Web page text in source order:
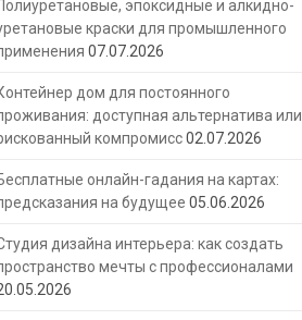
эпоксидные и алкидно-
краски для промышленного
07.07.2026
дом для постоянного
доступная альтернатива или
компромисс02.07.2026
онлайн-гадания на картах:
на будущее 05.06.2026
дизайна интерьера: как создать
мечты с профессионалами